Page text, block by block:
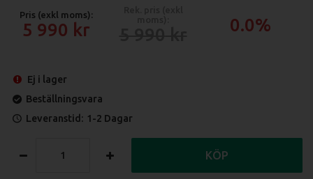
Pris (exkl moms):
5 990 0.0%
Ej i lager
Beställningsvara
Leveranstid: 1-2 Dagar
KÖP